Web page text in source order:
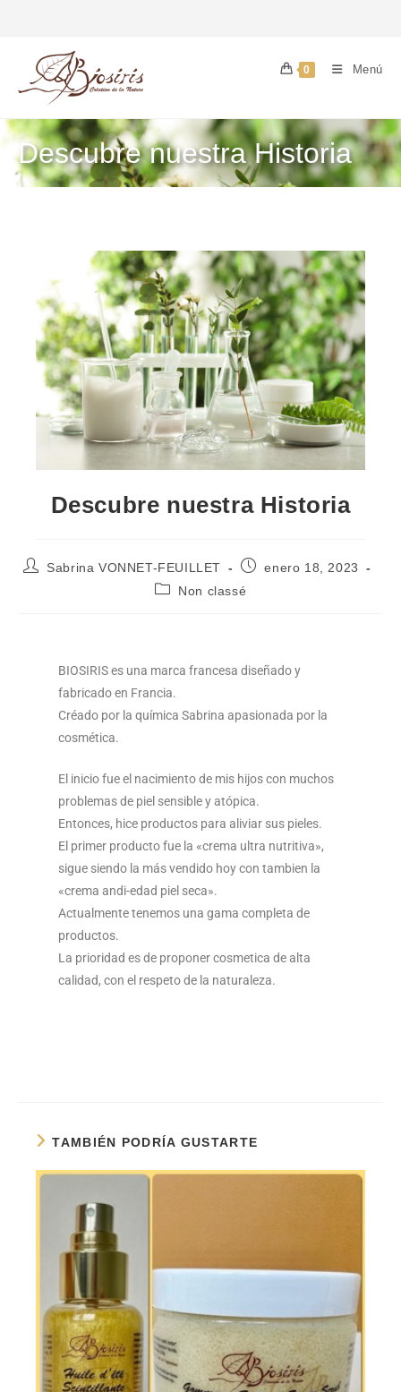
0 Menú
Descubre nuestra Historia
Descubre nuestra Historia
Sabrina VONNET-FEUILLET
enero 18, 2023
Non classé
BIOSIRIS es una marca francesa diseñado y
fabricado en Francia.
Créado por la química Sabrina apasionada por la
cosmética.
El inicio fue el nacimiento de mis hijos con muchos
problemas de piel sensible y atópica.
Entonces, hice productos para aliviar sus pieles.
El primer producto fue la «crema ultra nutritiva»,
sigue siendo la más vendido hoy con tambien la
«crema andi-edad piel seca».
Actualmente tenemos una gama completa de
productos.
La prioridad es de proponer cosmetica de alta
calidad, con el respeto de la naturaleza.
TAMBIÉN PODRÍA GUSTARTE